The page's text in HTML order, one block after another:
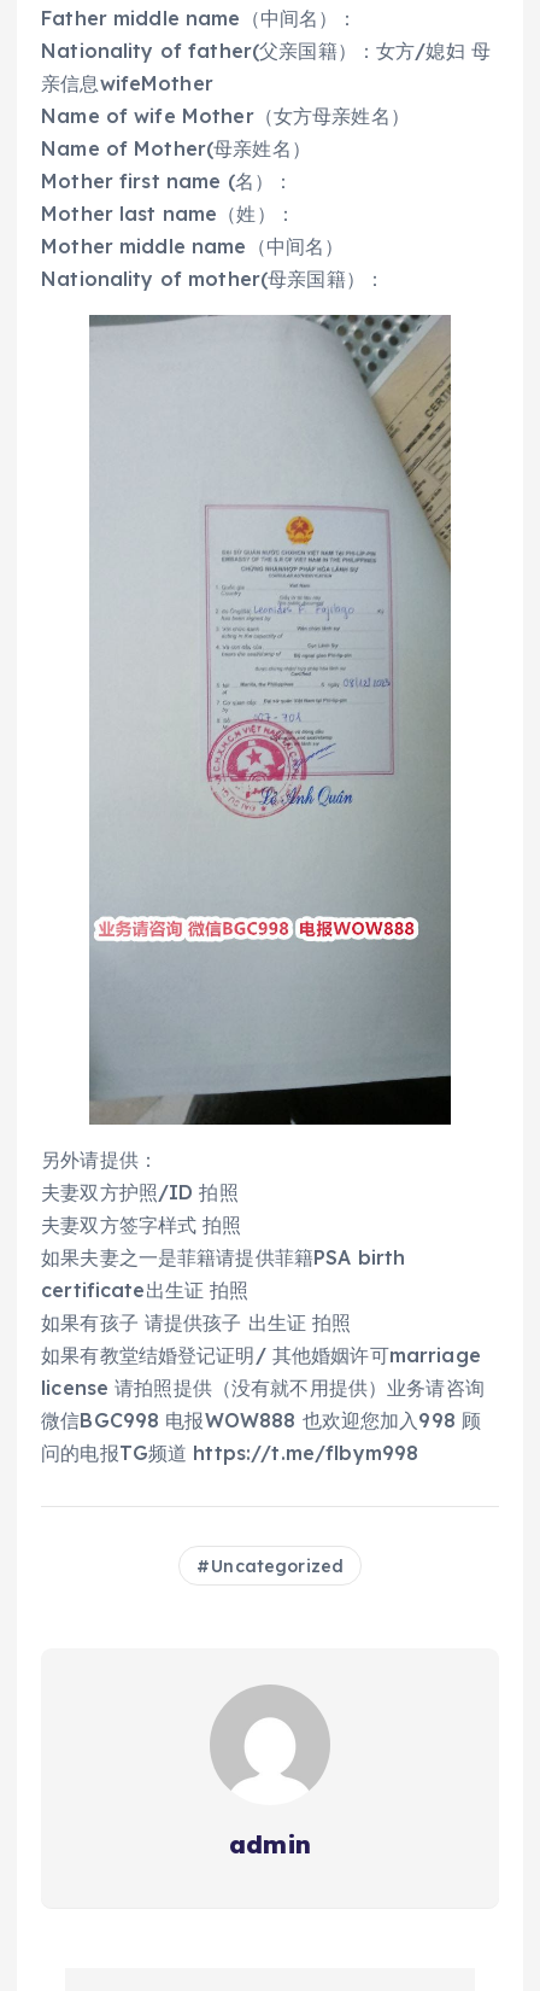
Father middle name（中间名）：
Nationality of father(父亲国籍）：女方/媳妇 母
亲信息wifeMother
Name of wife Mother（女方母亲姓名）
Name of Mother(母亲姓名）
Mother first name (名）：
Mother last name（姓）：
Mother middle name（中间名）
Nationality of mother(母亲国籍）：
另外请提供：
夫妻双方护照/ID 拍照
夫妻双方签字样式 拍照
如果夫妻之一是菲籍请提供菲籍PSA birth
certificate出生证 拍照
如果有孩子 请提供孩子 出生证 拍照
如果有教堂结婚登记证明/ 其他婚姻许可marriage
license 请拍照提供（没有就不用提供）业务请咨询
微信BGC998 电报WOW888 也欢迎您加入998 顾
问的电报TG频道 https://t.me/flbym998
Uncategorized
admin